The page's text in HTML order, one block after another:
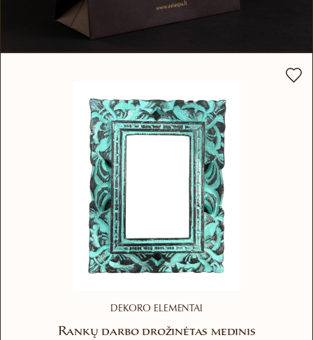
DEKORO ELEMENTAI
Rankų darbo drožinėtas medinis